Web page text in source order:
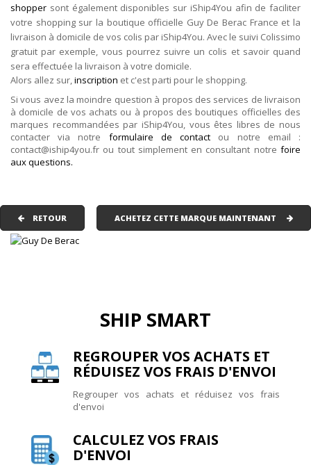
shopper sont également disponibles sur iShip4You afin de faciliter
votre shopping sur la boutique officielle Guy De Berac France et la
livraison à domicile de vos colis par iShip4You. Avec le suivi Colissimo
gratuit par exemple, vous pourrez suivre un colis et savoir quand
sera effectuée la livraison à votre domicile.
Alors allez sur, inscription et c'est parti pour le shopping.
Si vous avez la moindre question à propos des services de livraison
à domicile de vos achats ou à propos des boutiques officielles des
marques recommandées par iShip4You, vous êtes libres de nous
contacter via notre formulaire de contact ou notre email :
contact@iship4you.fr ou tout simplement en consultant notre foire
aux questions.
RETOUR ACHETEZ CETTE MARQUE MAINTENANT
SHIP SMART
REGROUPER VOS ACHATS ET
RÉDUISEZ VOS FRAIS D'ENVOI
Regrouper vos achats et réduisez vos frais
d'envoi
CALCULEZ VOS FRAIS
D'ENVOI